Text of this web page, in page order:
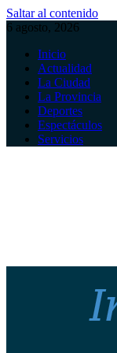
Saltar al contenido
6 agosto, 2026
Inicio
Actualidad
La Ciudad
La Provincia
Deportes
Espectáculos
Servicios